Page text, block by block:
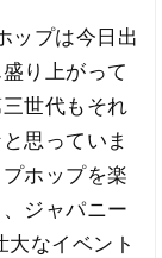
ップは今日出
り上がって
世代もそれ
思っていま
ホップを楽
ジャパニー
なイベント